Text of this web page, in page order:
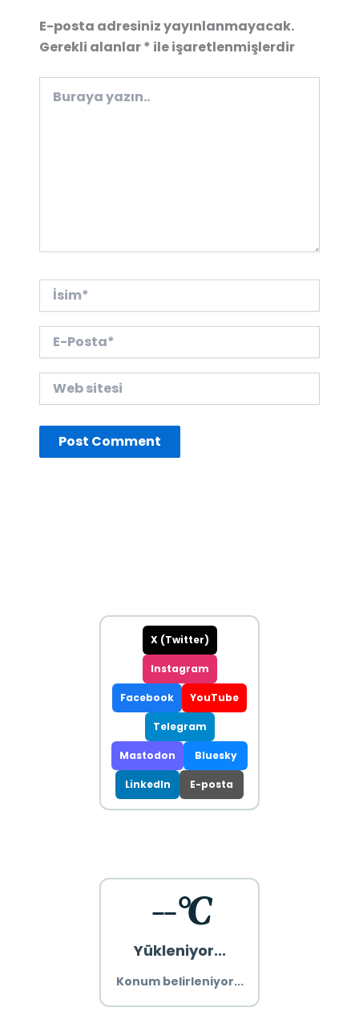
E-posta adresiniz yayınlanmayacak.
Gerekli alanlar* ile işaretlenmişlerdir
yazın..
İsim*
Posta*
sitesi
X (Twitter)
Instagram
Facebook YouTube
Telegram
Mastodon Bluesky
LinkedIn E-posta
--°C
Yükleniyor...
Konum belirleniyor...